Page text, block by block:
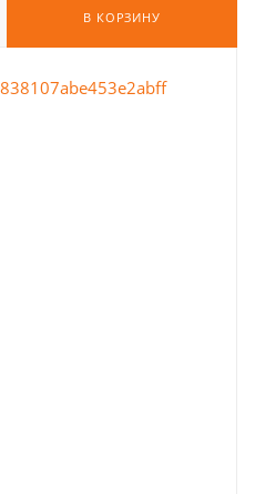
В КОРЗИНУ